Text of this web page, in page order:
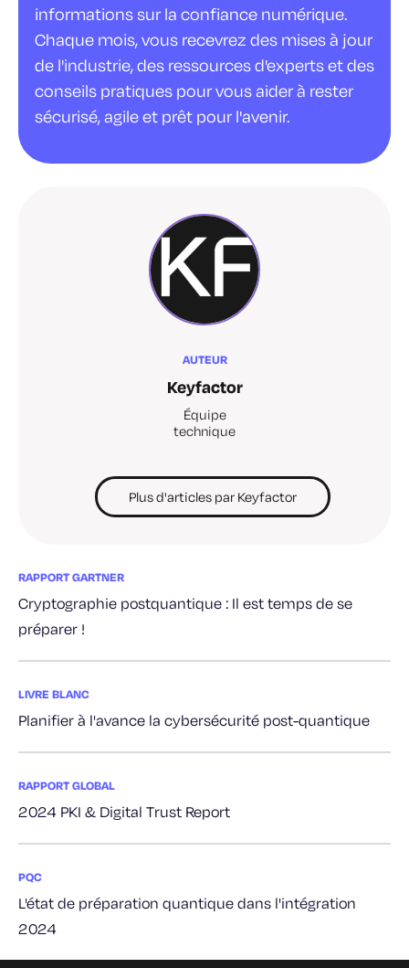
informations sur la confiance numérique.
Chaque mois, vous recevrez des mises à jour
de l'industrie, des ressources d'experts et des
conseils pratiques pour vous aider à rester
sécurisé, agile et prêt pour l'avenir.
AUTEUR
Keyfactor
Équipe
technique
Plus d'articles par Keyfactor
RAPPORT GARTNER
Cryptographie postquantique : Il est temps de se
préparer !
LIVRE BLANC
Planifier à l'avance la cybersécurité post-quantique
RAPPORT GLOBAL
2024 PKI & Digital Trust Report
PQC
L'état de préparation quantique dans l'intégration
2024